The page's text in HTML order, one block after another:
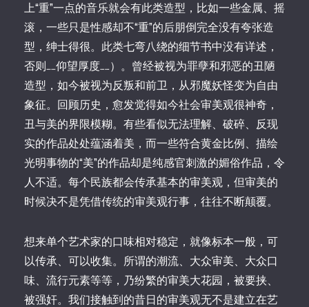
上“重”一点的音乐就会有此类造型，比如一些金属、摇
滚，一些只是性感却不“重”的后朋倒完全没有夸张造
型，绅士得很。此类七弯八绕的细节书中没有详述，
否则……仰望厚度……）。曾经被视为罪孽和邪恶的丑陋
造型，如今被视为反叛和前卫，从邪魔妖怪变为自由
象征。回顾历史，愈发觉得如今社会审美观很神奇，
丑与美的界限模糊。 有些看似无法理解、破碎、反现
实的作品处处蕴涵着美，而一些符合黄金比例、描绘
光明事物的“美”的作品却是纯感官刺激的媚俗作品，令
人不适。每个民族都会传承基本的审美观，但审美的
时候决不是凭借传统的审美观行事，往往不断颠覆。
想来单个艺术家的口味相对稳定，就像标本一般，可
以传承、可以收集。所谓的潮流、大众审美、大众口
味、流行元素等等，乃纷繁的审美大花园，被要挟、
被强奸。我们接触到的昔日的审美观无不是建立在艺